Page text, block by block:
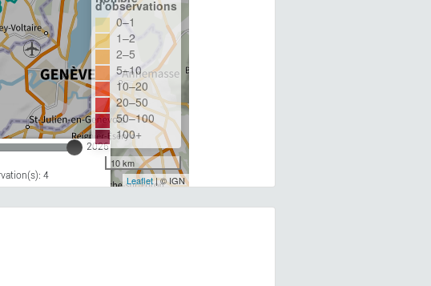
2026
4
d'observations
0–1
1–2
2–5
5–10
10–20
20–50
50–100
100+
10 km
Leaflet| © IGN